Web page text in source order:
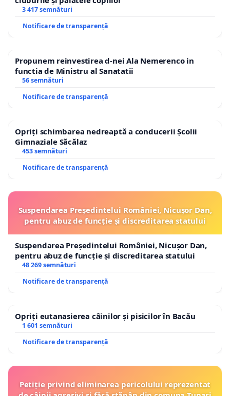
3 417 semnături
Notificare de transparență
Propunem reinvestirea d-nei Ala Nemerenco in
functia de Ministru al Sanatatii
56 semnături
Notificare de transparență
Opriți schimbarea nedreaptă a conducerii Școlii
Gimnaziale Săcălaz
453 semnături
Notificare de transparență
Suspendarea Președintelui României, Nicușor Dan,
pentru abuz de funcție și discreditarea statului
Suspendarea Președintelui României, Nicușor Dan,
pentru abuz de funcție și discreditarea statului
48 269 semnături
Notificare de transparență
Opriți eutanasierea câinilor și pisicilor în Bacău
1 601 semnături
Notificare de transparență
Petiție privind eliminarea pericolului reprezentat